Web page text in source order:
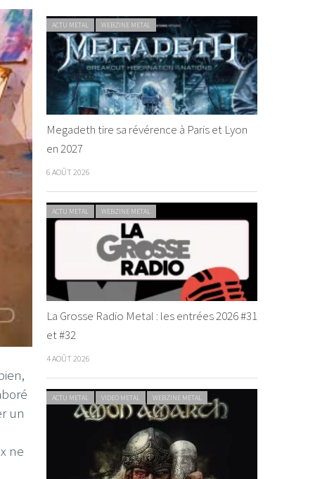
un
ne
ACTU METAL WEBZINE METAL
Megadeth tire sa révérence à Paris et Lyon
en 2027
6 AOÛT 2026
ACTU METAL WEBZINE METAL
La Grosse Radio Metal : les entrées 2026 #31
et #32
4 AOÛT 2026
ACTU METAL VIDEO METAL WEBZINE METAL